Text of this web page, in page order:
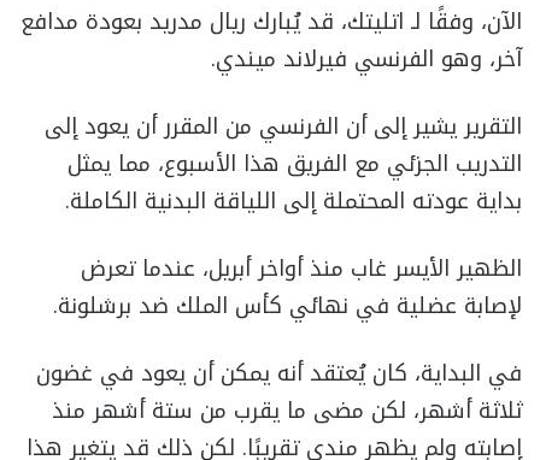
الآن، وفقًا لـ اتليتك، قد يُبارك ريال مدريد بعودة مدافع
آخر، وهو الفرنسي فيرلاند ميندي.
التقرير يشير إلى أن الفرنسي من المقرر أن يعود إلى
التدريب الجزئي مع الفريق هذا الأسبوع، مما يمثل
بداية عودته المحتملة إلى اللياقة البدنية الكاملة.
الظهير الأيسر غاب منذ أواخر أبريل، عندما تعرض
لإصابة عضلية في نهائي كأس الملك ضد برشلونة.
في البداية، كان يُعتقد أنه يمكن أن يعود في غضون
ثلاثة أشهر، لكن مضى ما يقرب من ستة أشهر منذ
إصابته ولم يظهر مندي تقريبًا. لكن ذلك قد يتغير هذا